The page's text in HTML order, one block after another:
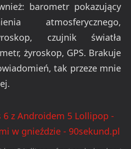
barometr pokazujący
atmosferycznego,
czujnik światła
żyroskop, GPS. Brakuje
tak przeze mnie